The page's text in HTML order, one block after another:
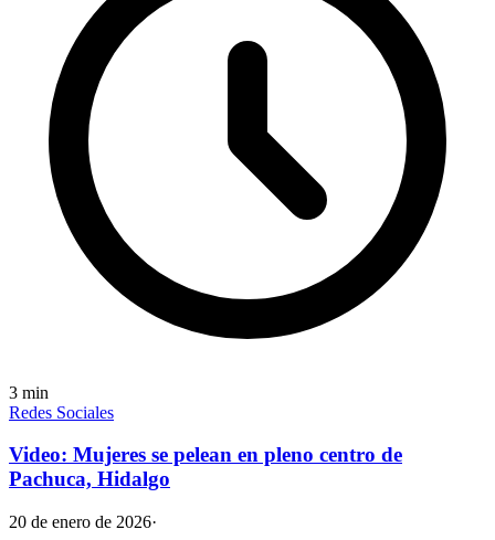
3 min
Redes Sociales
Video: Mujeres se pelean en pleno centro de
Pachuca, Hidalgo
20 de enero de 2026·